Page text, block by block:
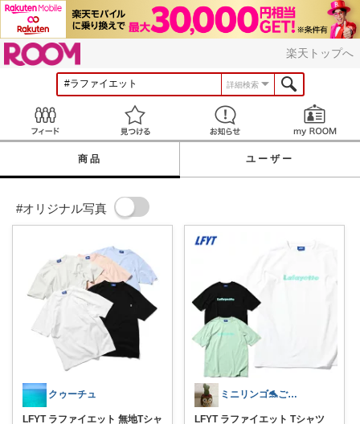
楽天トップへ
詳細検索
見つける お知らせ
商品 ユーザー
#オリジナル写真
クゥーチュ
LFYT ラファイエット 無地Tシャ
ミニリンゴ🐬ご縁に感謝🌻ありがとう
LFYT ラファイエット Tシャツ